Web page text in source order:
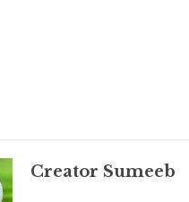
Creator Sumeeb